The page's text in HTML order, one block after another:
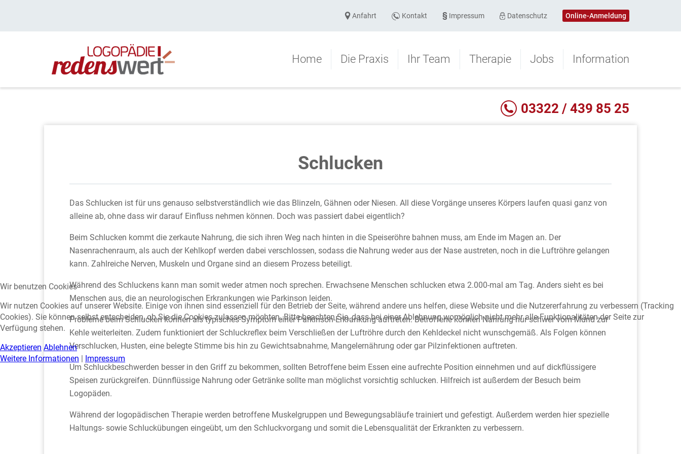
Anfahrt Kontakt Impressum Datenschutz Online-Anmeldung
Home Die Praxis Ihr Team Therapie Jobs Information
03322 / 439 85 25
Schlucken
Das Schlucken ist für uns genauso selbstverständlich wie das Blinzeln, Gähnen oder Niesen. All diese Vorgänge unseres Körpers laufen quasi ganz von
alleine ab, ohne dass wir darauf Einfluss nehmen können. Doch was passiert dabei eigentlich?
Beim Schlucken kommt die zerkaute Nahrung, die sich ihren Weg nach hinten in die Speiseröhre bahnen muss, am Ende im Magen an. Der
Nasenrachenraum, als auch der Kehlkopf werden dabei verschlossen, sodass die Nahrung weder aus der Nase austreten, noch in die Luftröhre gelangen
kann. Zahlreiche Nerven, Muskeln und Organe sind an diesem Prozess beteiligt.
Während des Schluckens kann man somit weder atmen noch sprechen. Erwachsene Menschen schlucken etwa 2.000-mal am Tag. Anders sieht es bei
Menschen aus, die an neurologischen Erkrankungen wie Parkinson leiden.
Probleme beim Schlucken können als typisches Symptom einer Parkinson-Erkrankung auftreten. Betroffene können Nahrung nur schwer vom Mund zur
Kehle weiterleiten. Zudem funktioniert der Schluckreflex beim Verschließen der Luftröhre durch den Kehldeckel nicht wunschgemäß. Als Folgen können
Verschlucken, Husten, eine belegte Stimme bis hin zu Gewichtsabnahme, Mangelernährung oder gar Pilzinfektionen auftreten.
Um Schluckbeschwerden besser in den Griff zu bekommen, sollten Betroffene beim Essen eine aufrechte Position einnehmen und auf dickflüssigere
Speisen zurückgreifen. Dünnflüssige Nahrung oder Getränke sollte man möglichst vorsichtig schlucken. Hilfreich ist außerdem der Besuch beim
Logopäden.
Während der logopädischen Therapie werden betroffene Muskelgruppen und Bewegungsabläufe trainiert und gefestigt. Außerdem werden hier spezielle
Haltungs- sowie Schluckübungen eingeübt, um den Schluckvorgang und somit die Lebensqualität der Erkrankten zu verbessern.
Wir benutzen Cookies
Wir nutzen Cookies auf unserer Website. Einige von ihnen sind essenziell für den Betrieb der Seite, während andere uns helfen, diese Website und die Nutzererfahrung zu verbessern (Tracking
Cookies). Sie können selbst entscheiden, ob Sie die Cookies zulassen möchten. Bitte beachten Sie, dass bei einer Ablehnung womöglich nicht mehr alle Funktionalitäten der Seite zur
Verfügung stehen.
Akzeptieren Ablehnen
Weitere Informationen | Impressum